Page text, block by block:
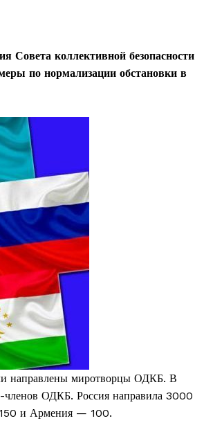
Совета коллективной безопасности
по нормализации обстановки в
направлены миротворцы ОДКБ. В
членов ОДКБ. Россия направила 3000
и Армения — 100.